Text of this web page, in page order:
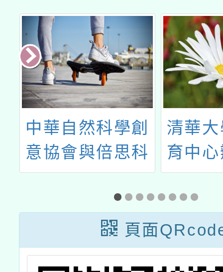
中華自然科學創
意協會與倍思科
學實驗室共同主
辦「2024年暑假
科學夏令營」一
案
清華
育中
華教
113年
頁面